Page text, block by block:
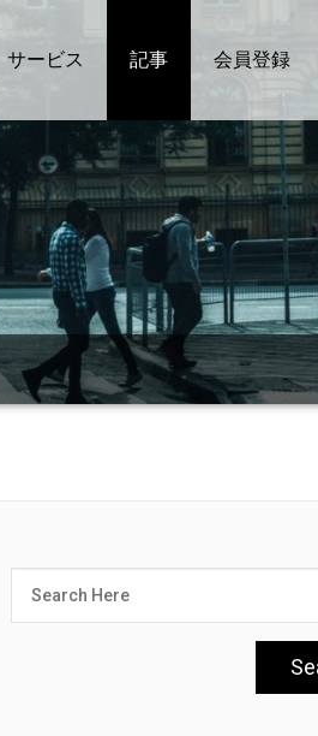
サービス 記事 会員登録